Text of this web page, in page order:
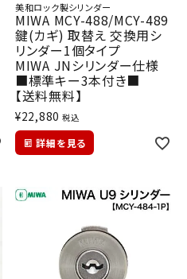
美和ロック製シリンダー
MIWA MCY-488/MCY-489
鍵(カギ) 取替え 交換用シ
リンダー1個タイプ
MIWA JNシリンダー仕様
■標準キー3本付き■
【送料無料】
¥22,880 税込
詳細を見る